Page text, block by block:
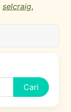
selcraig,
Cari